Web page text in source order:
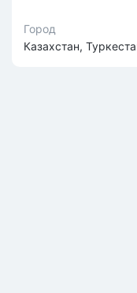
Город
Казахстан,